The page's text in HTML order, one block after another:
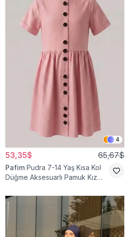
4
53,35$ 65,67$
Pafim Pudra 7-14 Yaş Kısa Kol
Düğme Aksesuarlı Pamuk Kız